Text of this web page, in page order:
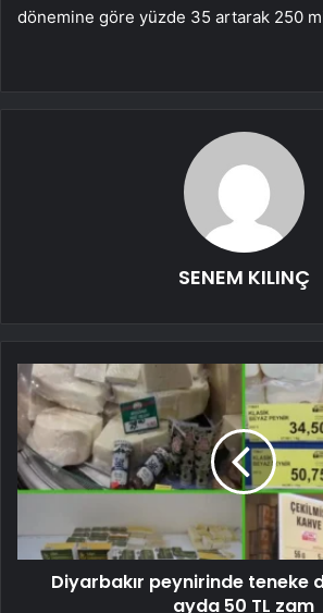
dönemine göre yüzde 35 artarak 250
SENEM KILINÇ
Diyarbakır peynirinde teneke
ayda 50 TL zam